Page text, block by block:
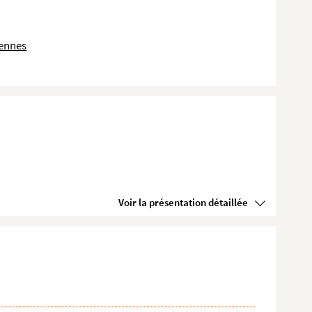
Voir la présentation détaillée